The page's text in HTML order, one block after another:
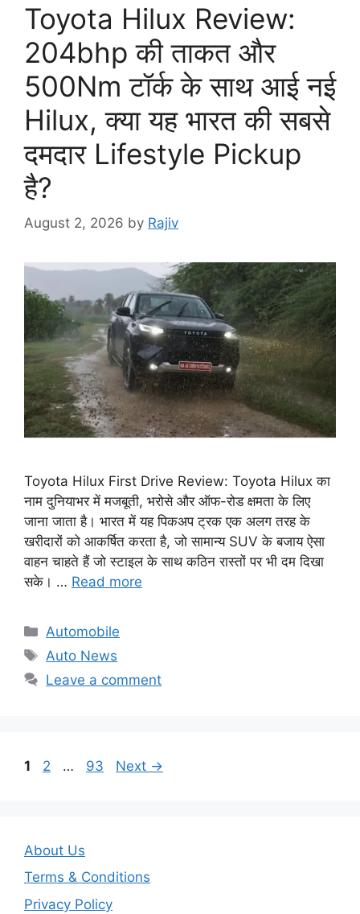
Toyota Hilux Review:
204bhp की ताकत और
500Nm टॉर्क के साथ आई नई
Hilux, क्या यह भारत की सबसे
दमदार Lifestyle Pickup
है?
August 2, 2026 by Rajiv
Toyota Hilux First Drive Review: Toyota Hilux का
नाम दुनियाभर में मजबूती, भरोसे और ऑफ-रोड क्षमता के लिए
जाना जाता है। भारत में यह पिकअप ट्रक एक अलग तरह के
खरीदारों को आकर्षित करता है, जो सामान्य SUV के बजाय ऐसा
वाहन चाहते हैं जो स्टाइल के साथ कठिन रास्तों पर भी दम दिखा
सके। … Read more
Categories
Automobile
Tags
Auto News
Leave a comment
Page
1 Page
2 … Page
93 Next →
About Us
Terms & Conditions
Privacy Policy